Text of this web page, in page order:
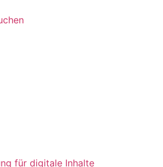
für digitale Inhalte